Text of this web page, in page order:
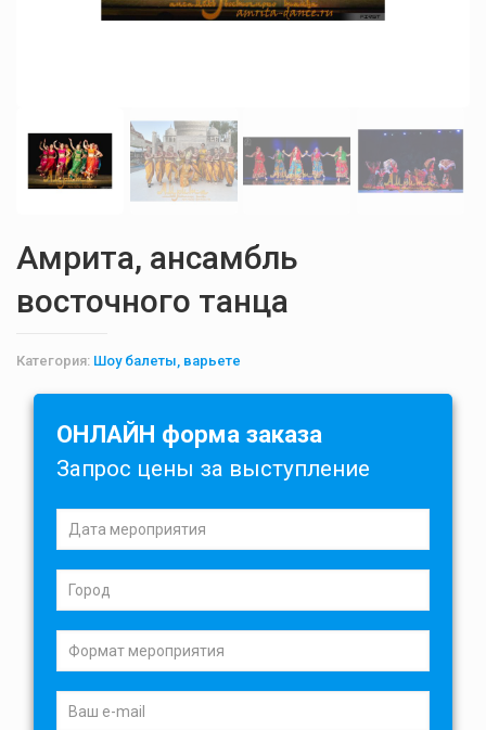
Амрита, ансамбль
восточного танца
Категория: Шоу балеты, варьете
ОНЛАЙН форма заказа
Запрос цены за выступление